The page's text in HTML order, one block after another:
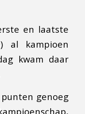
en laatste
al kampioen
kwam daar
punten genoeg